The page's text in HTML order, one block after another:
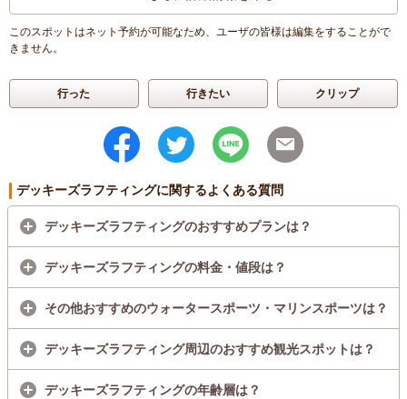
このスポットはネット予約が可能なため、ユーザの皆様は編集をすることがで
きません。
行った 行きたい クリップ
デッキーズラフティングに関するよくある質問
デッキーズラフティングのおすすめプランは？
デッキーズラフティングの料金・値段は？
その他おすすめのウォータースポーツ・マリンスポーツは？
デッキーズラフティング周辺のおすすめ観光スポットは？
デッキーズラフティングの年齢層は？